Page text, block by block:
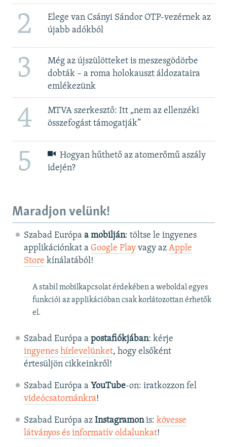
2
Elege van Csányi Sándor OTP-vezérnek az
újabb adókból
3
Még az újszülötteket is meszesgödörbe
dobták – a roma holokauszt áldozataira
emlékezünk
4
MTVA szerkesztő: Itt „nem az ellenzéki
összefogást támogatják”
5
Hogyan hűthető az atomerőmű aszály
idején?
Maradjon velünk!
Szabad Európa a mobilján: töltse le ingyenes
applikációnkat a Google Playvagy az Apple
Store kínálatából!
A stabil mobilkapcsolat érdekében a weboldal egyes
funkciói az applikációban csak korlátozottan érhetők
el.
Szabad Európa a postafiókjában: kérje
ingyenes hírlevelünket, hogy elsőként
értesüljön cikkeinkről!
Szabad Európa a YouTube-on: iratkozzon fel
videócsatornánkra!
Szabad Európa az Instagramonis: kövesse
látványos és informatív oldalunkat! ​